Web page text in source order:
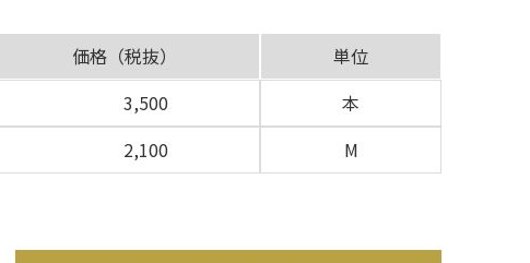
価格（税抜）
単位
3,500
本
2,100 M